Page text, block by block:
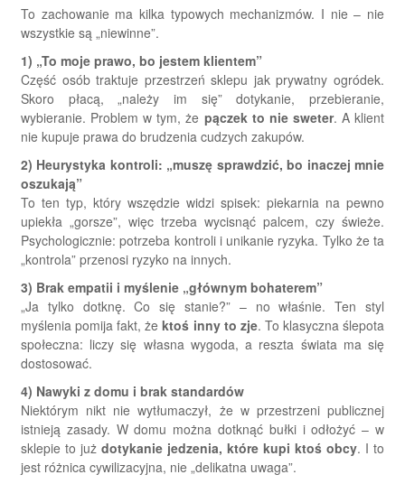
To zachowanie ma kilka typowych mechanizmów. I nie – nie
wszystkie są „niewinne”.
1) „To moje prawo, bo jestem klientem”
Część osób traktuje przestrzeń sklepu jak prywatny ogródek.
Skoro płacą, „należy im się” dotykanie, przebieranie,
wybieranie. Problem w tym, że pączek to nie sweter. A klient
nie kupuje prawa do brudzenia cudzych zakupów.
2) Heurystyka kontroli: „muszę sprawdzić, bo inaczej mnie
oszukają”
To ten typ, który wszędzie widzi spisek: piekarnia na pewno
upiekła „gorsze”, więc trzeba wycisnąć palcem, czy świeże.
Psychologicznie: potrzeba kontroli i unikanie ryzyka. Tylko że ta
„kontrola” przenosi ryzyko na innych.
3) Brak empatii i myślenie „głównym bohaterem”
„Ja tylko dotknę. Co się stanie?” – no właśnie. Ten styl
myślenia pomija fakt, żektoś inny to zje. To klasyczna ślepota
społeczna: liczy się własna wygoda, a reszta świata ma się
dostosować.
4) Nawyki z domu i brak standardów
Niektórym nikt nie wytłumaczył, że w przestrzeni publicznej
istnieją zasady. W domu można dotknąć bułki i odłożyć – w
sklepie to już dotykanie jedzenia, które kupi ktoś obcy. I to
jest różnica cywilizacyjna, nie „delikatna uwaga”.